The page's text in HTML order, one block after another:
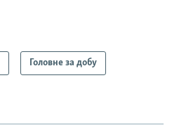
Головне за добу